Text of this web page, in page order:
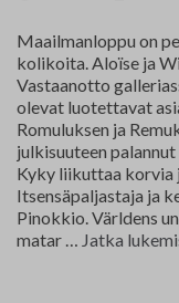
Maailmanloppu on
kolikoita. Aloïse ja
Vastaanotto
olevat luotettavat
Romuluksen ja
julkisuuteen
Kyky liikuttaa korvia
Itsensäpaljastaja ja
Pinokkio. Världens
matar … Jatka